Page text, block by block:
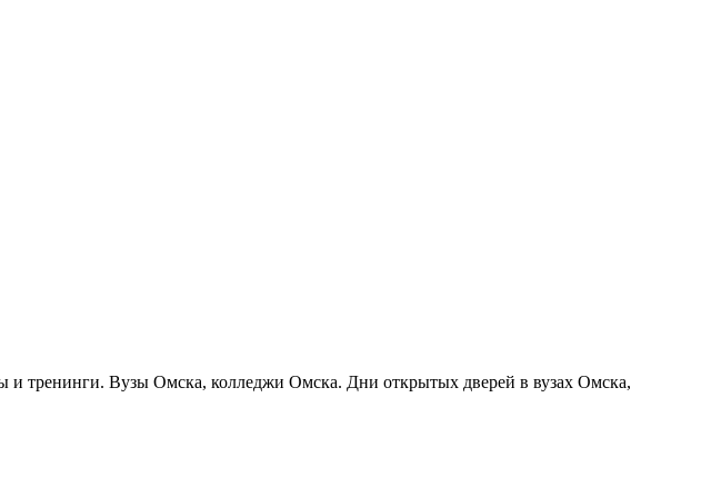
и тренинги. Вузы Омска, колледжи Омска. Дни открытых дверей в вузах Омска,